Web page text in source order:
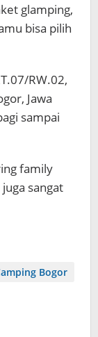
glamping,
bisa pilih
RW.02,
Jawa
sampai
family
sangat
Bogor